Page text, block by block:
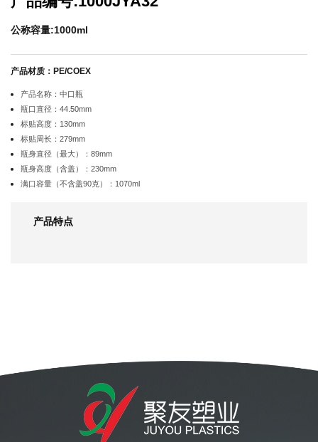
公称容量:1000ml
产品材质：PE/COEX
产品名称：中口瓶
瓶口直径：44.50mm
标贴高度：130mm
标贴周长：279mm
瓶身直径（最大）：89mm
瓶身高度（含盖）：230mm
满口容量（不含盖90克）：1070ml
产品特点